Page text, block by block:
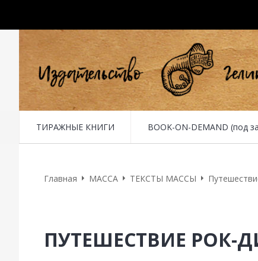
ТИРАЖНЫЕ КНИГИ BOOK-ON-DEMAND (под
Главная MACCA ТЕКСТЫ МАССЫ
ПУТЕШЕСТВИЕ РОК-